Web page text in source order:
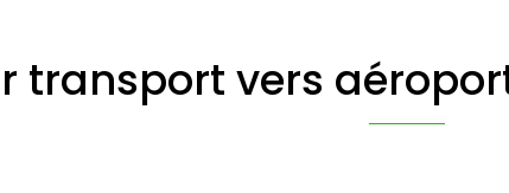
transport vers